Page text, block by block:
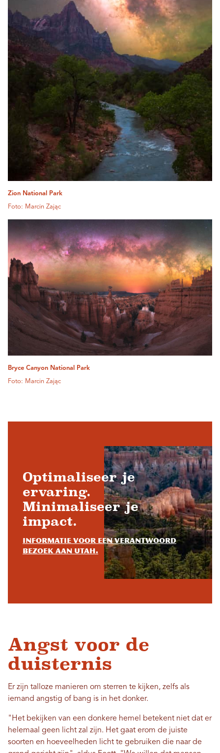
Zion National Park
Foto: Marcin Zając
Bryce Canyon National Park
Foto: Marcin Zając
Optimaliseer je
ervaring.
Minimaliseer je
impact.
Informatie voor een verantwoord
bezoek aan Utah.
Angst voor de
duisternis
Er zijn talloze manieren om sterren te kijken, zelfs als
iemand angstig of bang is in het donker.
"Het bekijken van een donkere hemel betekent niet dat er
helemaal geen licht zal zijn. Het gaat erom de juiste
soorten en hoeveelheden licht te gebruiken die naar de